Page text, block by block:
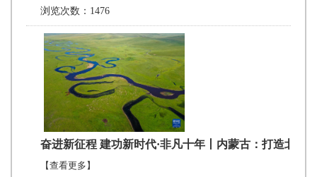
浏览次数：1476
奋进新征程 建功新时代·非凡十年丨内蒙古：打造北疆
【查看更多】